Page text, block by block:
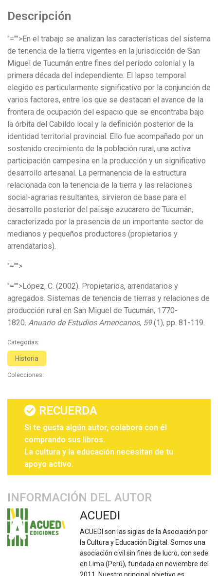
Descripción
"="">En el trabajo se analizan las características del sistema
de tenencia de la tierra vigentes en la jurisdicción de San
Miguel de Tucumán entre fines del período colonial y la
primera década del independiente. El lapso temporal
elegido es particularmente significativo por la conjunción de
varios factores, entre los que se destacan el avance de la
frontera de ocupación del espacio que se encontraba bajo
la órbita del Cabildo local y la definición posterior de la
identidad territorial provincial. Ello fue acompañado por un
sostenido crecimiento de la población rural, una activa
participación campesina en la producción y un significativo
desarrollo artesanal. La permanencia de la estructura
relacionada con la tenencia de la tierra y las relaciones
social-agrarias resultantes, sirvieron de base para el
desarrollo posterior del paisaje azucarero de Tucumán,
caracterizado por la presencia de un importante sector de
medianos y pequeños productores (propietarios y
arrendatarios).
"="">
"="">López, C. (2002). Propietarios, arrendatarios y
agregados. Sistemas de tenencia de tierras y relaciones de
producción rural en San Miguel de Tucumán, 1770-
1820. Anuario de Estudios Americanos, 59(1), pp. 81-119.
Categorias:
Historia
Colecciones:
RECUERDA
Si te gusta algún autor, colabora con él
comprando sus libros.
La cultura y la educación necesitan de tu
apoyo activo.
INFORMACIÓN DEL AUTOR
ACUEDI
ACUEDI son las siglas de la Asociación por
la Cultura y Educación Digital. Somos una
asociación civil sin fines de lucro, con sede
en Lima (Perú), fundada en noviembre del